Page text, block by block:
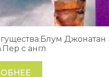
Джонатан
с англ